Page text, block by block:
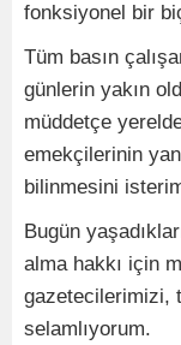
fonksiyonel bir
Tüm basın
günlerin yakın
müddetçe
emekçilerinin
bilinmesini
Bugün
alma hakkı için
gazetecilerimizi,
selamlıyorum.